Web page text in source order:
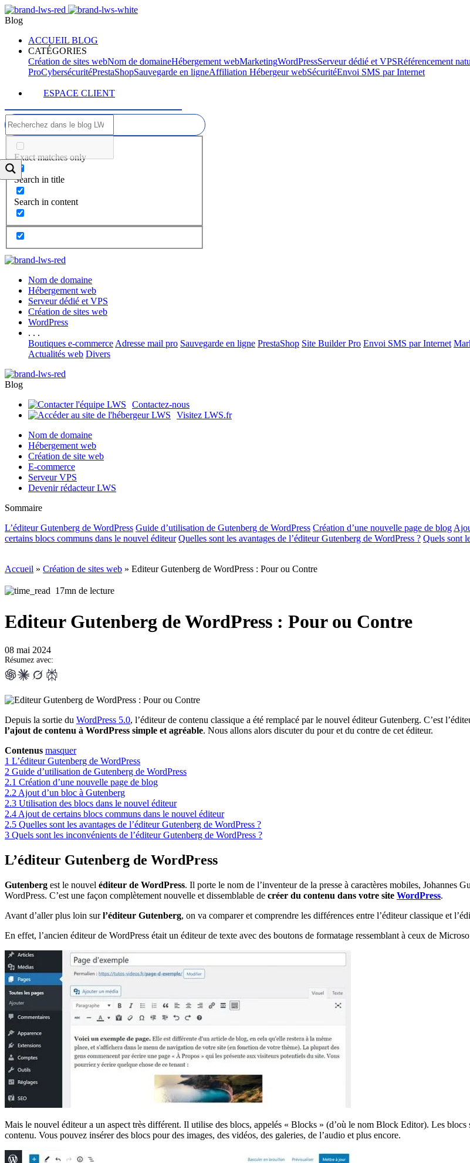
Blog
ACCUEIL BLOG
CATÉGORIES
Création de sites webNom de domaineHébergement webMarketingWordPressServeur dédié et VPSRéférencement
ProCybersécuritéPrestaShopSauvegarde en ligneAffiliation Hébergeur webSécuritéEnvoi SMS par Internet
ESPACE CLIENT
Exact matches only
Search in title
Search in content
Nom de domaine
Hébergement web
Serveur dédié et VPS
Création de sites web
WordPress
. . .
Boutiques e-commerce Adresse mail pro Sauvegarde en ligne PrestaShop Site Builder Pro Envoi SMS par Internet
Actualités web Divers
Blog
Contactez-nous
Visitez LWS.fr
Nom de domaine
Hébergement web
Création de site web
E-commerce
Serveur VPS
Devenir rédacteur LWS
Sommaire
L’éditeur Gutenberg de WordPress Guide d’utilisation de Gutenberg de WordPress Création d’une nouvelle page de blog
certains blocs communs dans le nouvel éditeur Quelles sont les avantages de l’éditeur Gutenberg de WordPress ? Quels sont
Accueil » Création de sites web » Editeur Gutenberg de WordPress : Pour ou Contre
17mn de lecture
Editeur Gutenberg de WordPress : Pour ou Contre
08 mai 2024
Résumez avec:
Depuis la sortie du WordPress 5.0, l’éditeur de contenu classique a été remplacé par le nouvel éditeur Gutenberg. C’est
l’ajout de contenu à WordPress simple et agréable. Nous allons alors discuter du pour et du contre de cet éditeur.
Contenus masquer
1 L’éditeur Gutenberg de WordPress
2 Guide d’utilisation de Gutenberg de WordPress
2.1 Création d’une nouvelle page de blog
2.2 Ajout d’un bloc à Gutenberg
2.3 Utilisation des blocs dans le nouvel éditeur
2.4 Ajout de certains blocs communs dans le nouvel éditeur
2.5 Quelles sont les avantages de l’éditeur Gutenberg de WordPress ?
3 Quels sont les inconvénients de l’éditeur Gutenberg de WordPress ?
L’éditeur Gutenberg de WordPress
Gutenberg est le nouvel éditeur de WordPress. Il porte le nom de l’inventeur de la presse à caractères mobiles, Johannes
WordPress. C’est une façon complètement nouvelle et dissemblable de créer du contenu dans votre site WordPress.
Avant d’aller plus loin surl’éditeur Gutenberg, on va comparer et comprendre les différences entre l’éditeur classique et
En effet, l’ancien éditeur de WordPress était un éditeur de texte avec des boutons de formatage ressemblant à ceux de
Mais le nouvel éditeur a un aspect très différent. Il utilise des blocs, appelés « Blocks » (d’où le nom Block Editor). Les blocs
contenu. Vous pouvez insérer des blocs pour des images, des vidéos, des galeries, de l’audio et plus encore.